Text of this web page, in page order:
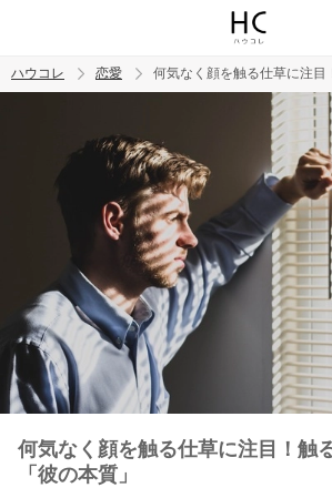
トレンド ワード
ハウコレ 恋愛 何気なく顔を触る仕草に注
何気なく顔を触る仕草に注目！触
「彼の本質」